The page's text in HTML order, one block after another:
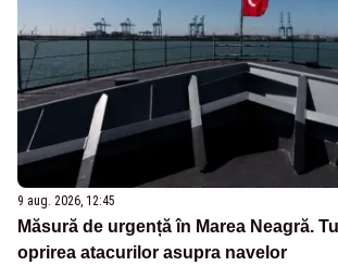
9 aug. 2026, 12:45
Măsură de urgență în Marea Neagră.
oprirea atacurilor asupra navelor